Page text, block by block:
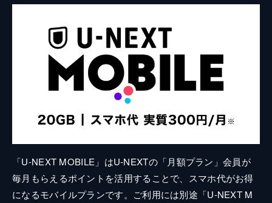
「U-NEXT MOBILE」はU-NEXTの「月額プラン」会員が
毎月もらえるポイントを活用することで、スマホ代がお得
になるモバイルプランです。ご利用には別途「U-NEXT M